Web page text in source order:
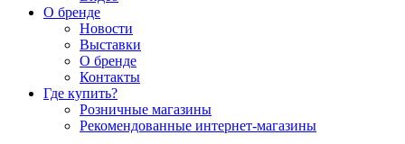
О бренде
Новости
Выставки
О бренде
Контакты
Где купить?
Розничные магазины
Рекомендованные интернет-магазины